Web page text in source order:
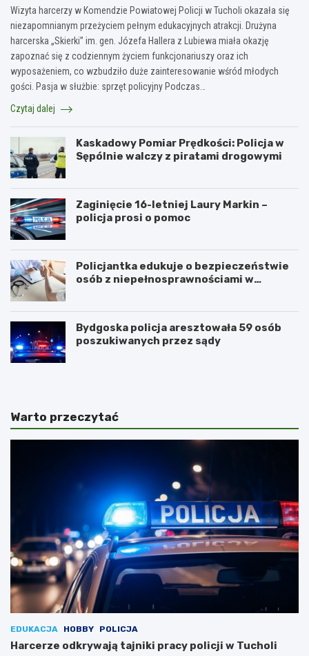
Wizyta harcerzy w Komendzie Powiatowej Policji w Tucholi okazała się
niezapomnianym przeżyciem pełnym edukacyjnych atrakcji. Drużyna
harcerska „Skierki” im. gen. Józefa Hallera z Lubiewa miała okazję
zapoznać się z codziennym życiem funkcjonariuszy oraz ich
wyposażeniem, co wzbudziło duże zainteresowanie wśród młodych
gości. Pasja w służbie: sprzęt policyjny Podczas…
Czytaj dalej
Kaskadowy Pomiar Prędkości: Policja w
Sępólnie walczy z piratami drogowymi
Zaginięcie 16-letniej Laury Markin –
policja prosi o pomoc
Policjantka edukuje o bezpieczeństwie
osób z niepełnosprawnościami w
Bydgoska policja aresztowała 59 osób
poszukiwanych przez sądy
Warto przeczytać
EDUKACJA HOBBY POLICJA
Harcerze odkrywają tajniki pracy policji w Tucholi